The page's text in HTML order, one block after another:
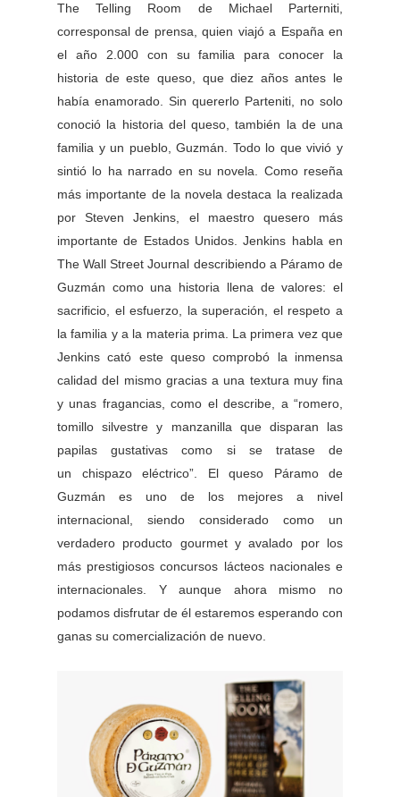
The Telling Room de Michael Parterniti,
corresponsal de prensa, quien viajó a España en
el año 2.000 con su familia para conocer la
historia de este queso, que diez años antes le
había enamorado. Sin quererlo Parteniti, no solo
conoció la historia del queso, también la de una
familia y un pueblo, Guzmán. Todo lo que vivió y
sintió lo ha narrado en su novela. Como reseña
más importante de la novela destaca la realizada
por Steven Jenkins, el maestro quesero más
importante de Estados Unidos. Jenkins habla en
The Wall Street Journal describiendo a Páramo de
Guzmán como una historia llena de valores: el
sacrificio, elesfuerzo, la superación, el respeto a
la familia y a la materia prima. La primera vez que
Jenkins cató este queso comprobó la inmensa
calidad del mismo gracias a una textura muy fina
y unas fragancias, como el describe, a “romero,
tomillo silvestrey manzanilla que disparan las
papilas gustativas como si se tratase de
un chispazo eléctrico”. El queso Páramo de
Guzmán es uno de los mejores a nivel
internacional, siendo considerado como un
verdadero producto gourmet y avalado por los
más prestigiosos concursos lácteos nacionales e
internacionales. Y aunque ahora mismo no
podamos disfrutar de él estaremos esperando con
ganas su comercialización de nuevo.